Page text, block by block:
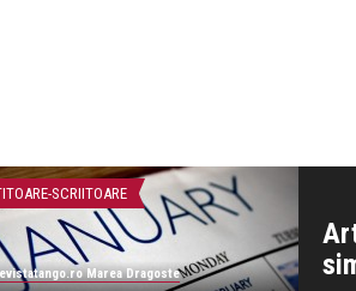
SCRIITOARE
Marea Dragoste